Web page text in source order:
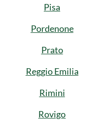
Pisa
Pordenone
Prato
Reggio Emilia
Rimini
Rovigo